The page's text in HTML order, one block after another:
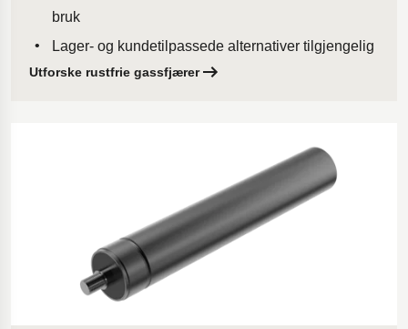
bruk
Lager- og kundetilpassede alternativer tilgjengelig
Utforske rustfrie gassfjærer